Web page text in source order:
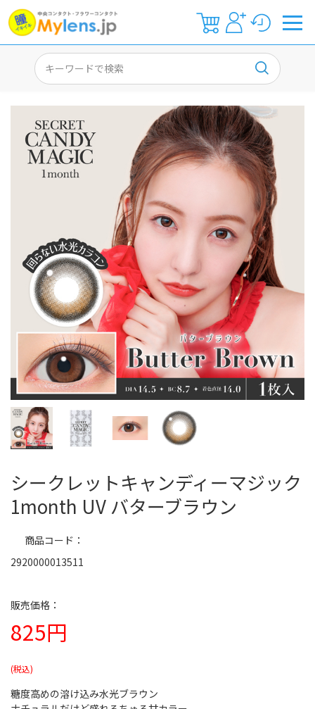
シークレットキャンディーマジック
1month UV バターブラウン
825円
商品コード
2920000013511
糖度高めの溶け込み水光ブラウン